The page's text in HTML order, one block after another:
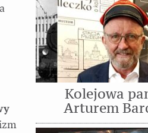
Kolejowa
Arturem